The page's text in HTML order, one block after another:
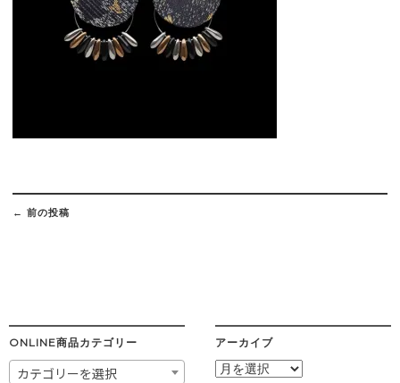
Post
navigation
← 前の投稿
ONLINE商品カテゴリー
カテゴリーを選択
アーカイブ
ア